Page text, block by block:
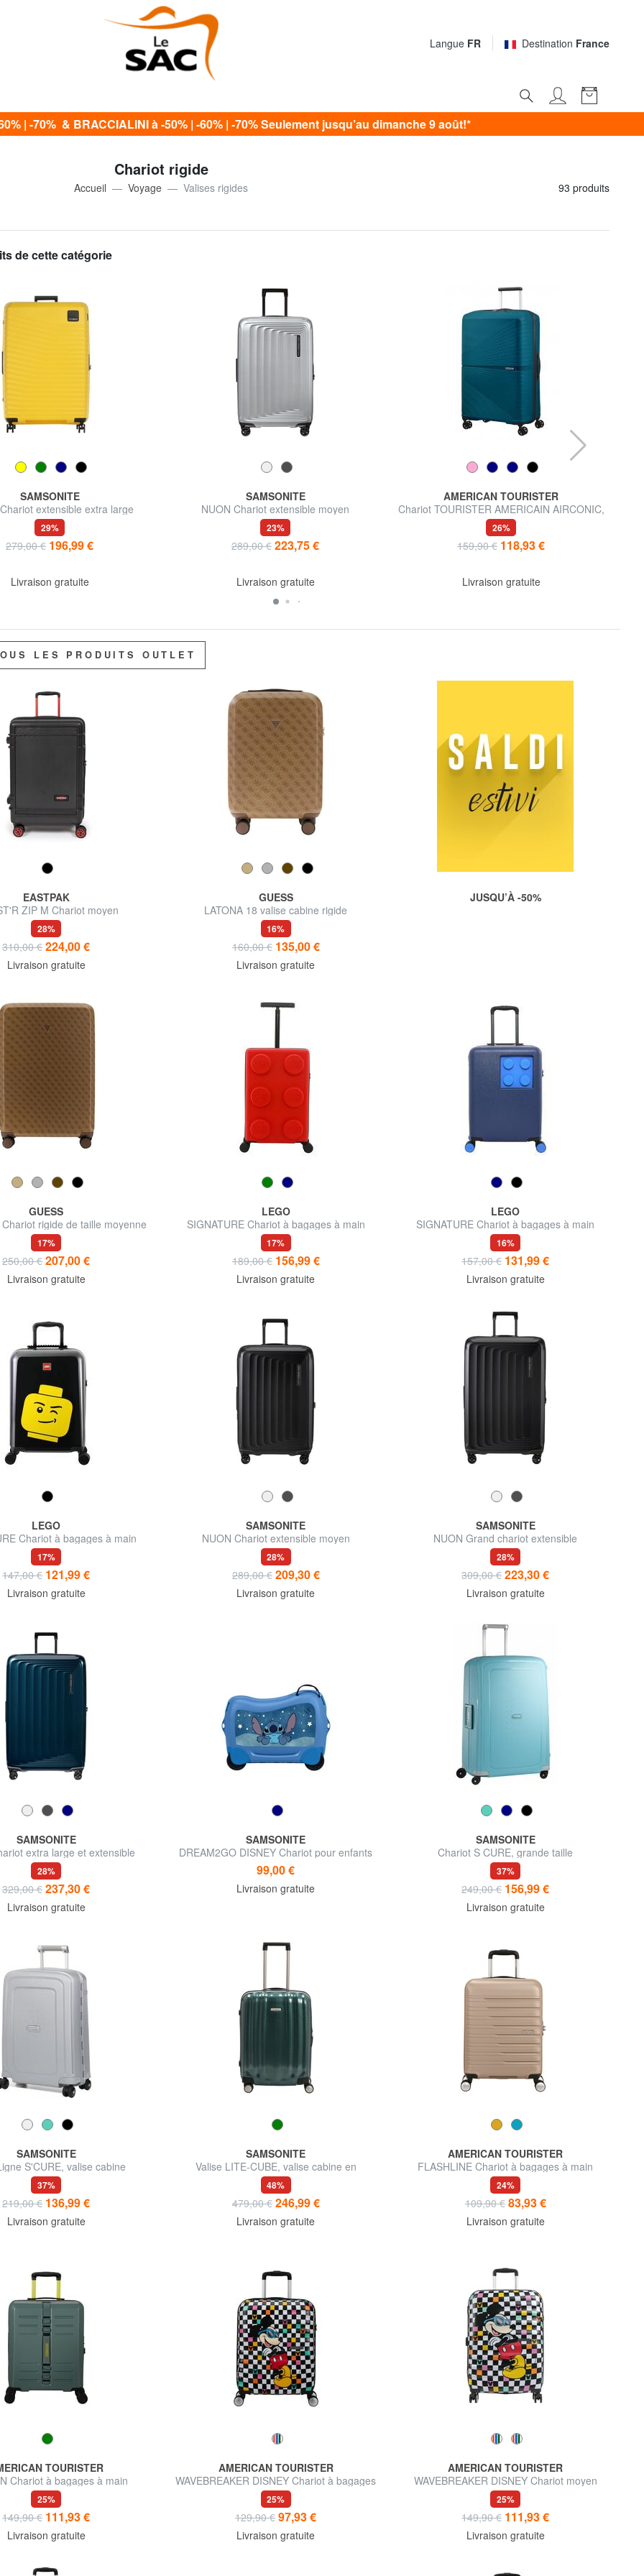
Langue FR Destination France
| -70% & BRACCIALINI à -50% | -60% | -70% Seulement jusqu’au dimanche 9 août!*
Chariot rigide
Accueil Voyage Valises rigides 93 produits
de cette catégorie
SAMSONITE
extensible extra large
29%
279,00 € 196,99 €
Livraison gratuite
SAMSONITE
NUON Chariot extensible moyen
23%
289,00 € 223,75 €
Livraison gratuite
AMERICAN TOURISTER
Chariot TOURISTER AMERICAIN AIRCONIC,
grand, taille légère
26%
159,90 € 118,93 €
Livraison gratuite
LES PRODUITS OUTLET
EASTPAK
ZIP M Chariot moyen
28%
310,00 € 224,00 €
Livraison gratuite
GUESS
LATONA 18 valise cabine rigide
16%
160,00 € 135,00 €
Livraison gratuite
JUSQU’À -50%
GUESS
Chariot rigide de taille moyenne
17%
250,00 € 207,00 €
Livraison gratuite
LEGO
SIGNATURE Chariot à bagages à main
17%
189,00 € 156,99 €
Livraison gratuite
LEGO
SIGNATURE Chariot à bagages à main
16%
157,00 € 131,99 €
Livraison gratuite
LEGO
Chariot à bagages à main
17%
147,00 € 121,99 €
Livraison gratuite
SAMSONITE
NUON Chariot extensible moyen
28%
289,00 € 209,30 €
Livraison gratuite
SAMSONITE
NUON Grand chariot extensible
28%
309,00 € 223,30 €
Livraison gratuite
SAMSONITE
extra large et extensible
28%
329,00 € 237,30 €
Livraison gratuite
SAMSONITE
DREAM2GO DISNEY Chariot pour enfants
99,00 €
Livraison gratuite
SAMSONITE
Chariot S CURE, grande taille
37%
249,00 € 156,99 €
Livraison gratuite
SAMSONITE
S'CURE, valise cabine
37%
219,00 € 136,99 €
Livraison gratuite
SAMSONITE
Valise LITE-CUBE, valise cabine en
polycarbonate CURV
48%
479,00 € 246,99 €
Livraison gratuite
AMERICAN TOURISTER
FLASHLINE Chariot à bagages à main
24%
109,90 € 83,93 €
Livraison gratuite
TOURISTER
Chariot à bagages à main
25%
149,90 € 111,93 €
Livraison gratuite
AMERICAN TOURISTER
WAVEBREAKER DISNEY Chariot à bagages
à main
25%
129,90 € 97,93 €
Livraison gratuite
AMERICAN TOURISTER
WAVEBREAKER DISNEY Chariot moyen
25%
149,90 € 111,93 €
Livraison gratuite